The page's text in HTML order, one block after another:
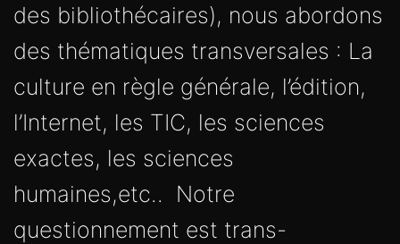
des bibliothécaires), nous abordons
des thématiques transversales : La
culture en règle générale, l’édition,
l’Internet, les TIC, les sciences
exactes, les sciences
humaines,etc.. Notre
questionnement est trans-